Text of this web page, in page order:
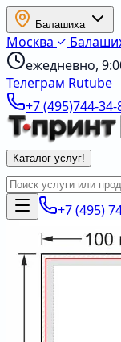
Балашиха
Москва
ежедневно,
Телеграм Rutube
+7 (495)744-34-
Каталог услуг!
+7 (495)